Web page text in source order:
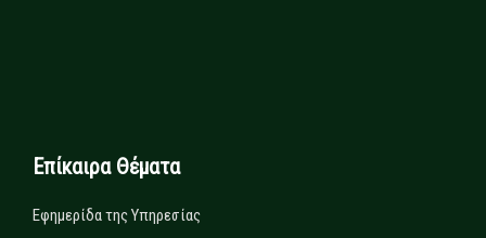
Επίκαιρα Θέματα
Εφημερίδα της Υπηρεσίας